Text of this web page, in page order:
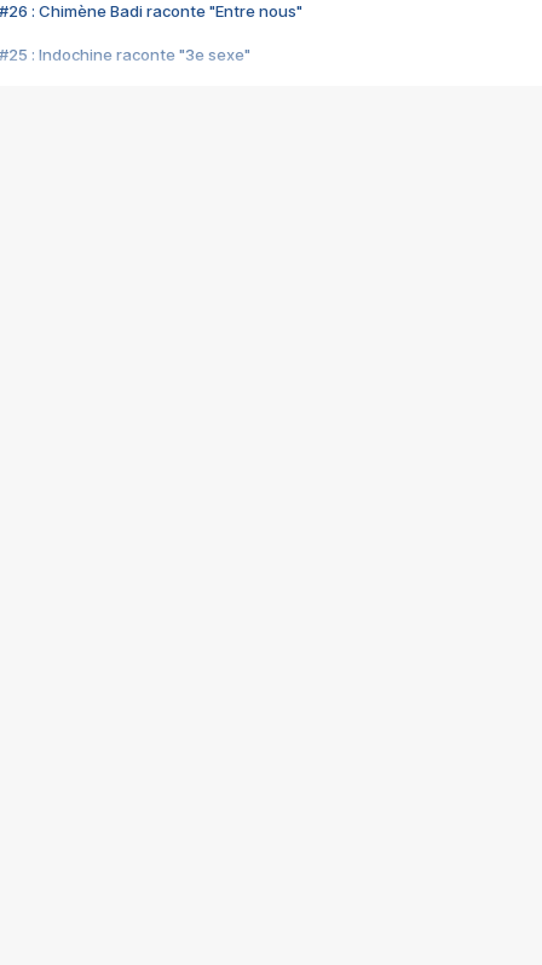
#26 : Chimène Badi raconte "Entre nous"
#25 : Indochine raconte "3e sexe"